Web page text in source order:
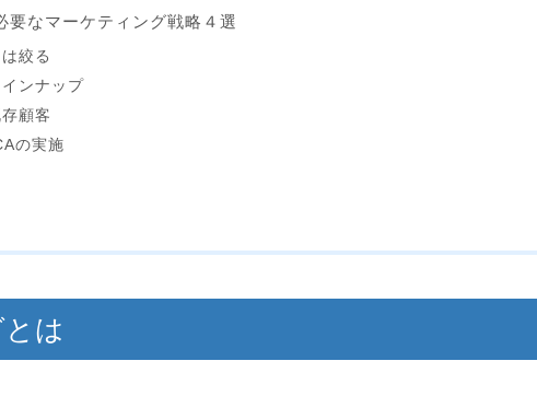
要なマーケティング戦略４選
絞る
ンナップ
顧客
の実施
は